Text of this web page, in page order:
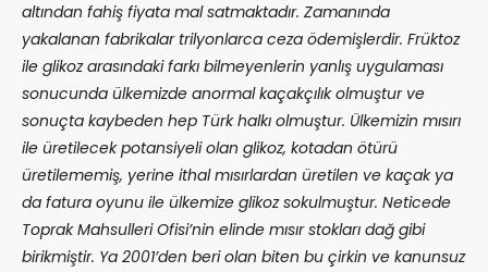
altından fahiş fiyata mal satmaktadır. Zamanında
yakalanan fabrikalar trilyonlarca ceza ödemişlerdir. Früktoz
ile glikoz arasındaki farkı bilmeyenlerin yanlış uygulaması
sonucunda ülkemizde anormal kaçakçılık olmuştur ve
sonuçta kaybeden hep Türk halkı olmuştur. Ülkemizin mısırı
ile üretilecek potansiyeli olan glikoz, kotadan ötürü
üretilememiş, yerine ithal mısırlardan üretilen ve kaçak ya
da fatura oyunu ile ülkemize glikoz sokulmuştur. Neticede
Toprak Mahsulleri Ofisi’nin elinde mısır stokları dağ gibi
birikmiştir. Ya 2001’den beri olan biten bu çirkin ve kanunsuz